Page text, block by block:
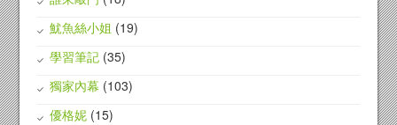
魷魚絲小姐 (19)
學習筆記 (35)
獨家內幕 (103)
優格妮 (15)